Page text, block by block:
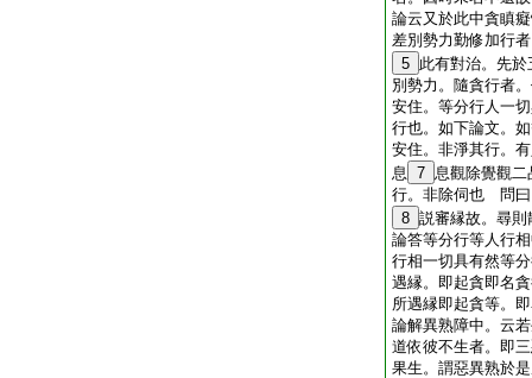
論云又於此中貪瞋
差別勢力勤修加行
5 此有對治。先
別勢力。隨貪行者
安住。等分行人一
行也。如下論文。
安住。非淨其行。
息 7 息觀除覺觀二
行。非除伺也 問曰
8 説審縁故。尋
論答等分行等人行
行相一切具有然等
遇縁。即起貪即名
所遇縁即起貪等。
論解異熟障中。云
道依彼不生者。即
果生。謂惡異熟於